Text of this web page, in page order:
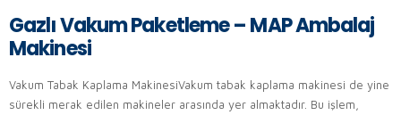
Gazlı Vakum Paketleme – MAP Ambalaj
Makinesi
Vakum Tabak Kaplama MakinesiVakum tabak kaplama makinesi de yine
sürekli merak edilen makineler arasında yer almaktadır. Bu işlem,